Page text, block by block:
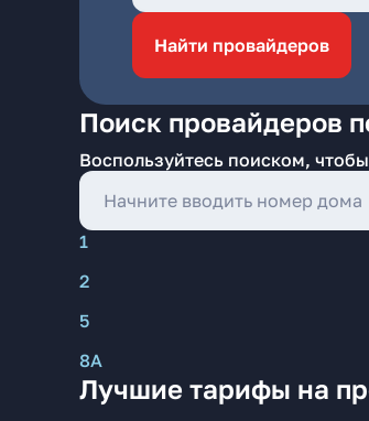
Найти провайдеров
Поиск провайдеров
Воспользуйтесь поиском,
1
2
5
8А
Лучшие тарифы на